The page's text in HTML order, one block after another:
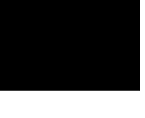
victoria